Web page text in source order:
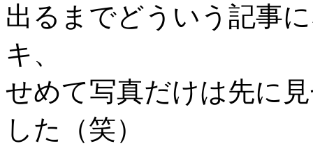
出るまでどういう記事
キ、
せめて写真だけは先に
した（笑）